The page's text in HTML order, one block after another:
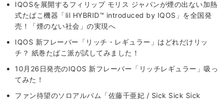
IQOSを展開するフィリップ モリス ジャパンが煙の出ない加熱
式たばこ機器「lil HYBRID™ introduced by IQOS」を全国発
売！「煙のない社会」の実現へ
IQOS 新フレーバー「リッチ・レギュラー」はどれだけリッ
チ？ 紙巻たばこ派が試してみました！
10月26日発売のIQOS 新フレーバー「リッチレギュラー」吸っ
てみた！
ファン待望のソロアルバム「佐藤千亜妃 / Sick Sick Sick